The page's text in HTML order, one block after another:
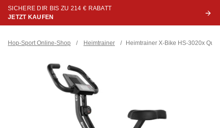
SICHERE DIR BIS ZU 214 € RABATT
JETZT KAUFEN
Hop-Sport Online-Shop / Heimtrainer / Heimtrainer X-Bike HS-3020x